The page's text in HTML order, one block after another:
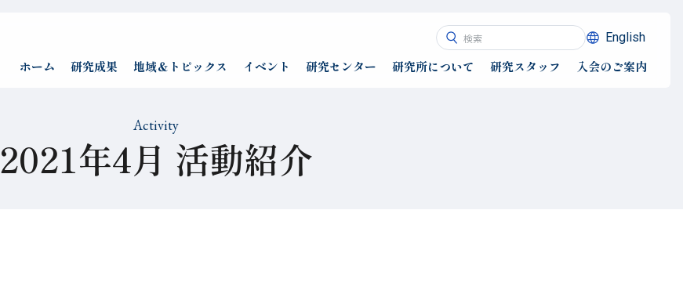
English
ホーム 研究成果 地域＆トピックス イベント 研究センター 研究所について 研究スタッフ 入会のご案内
Activity
2021年4月 活動紹介